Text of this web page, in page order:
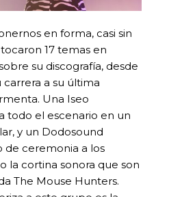
en forma, casi sin
17 temas en
su discografía, desde
a su última
Una Iseo
todo el escenario en un
y un Dodosound
de ceremonia a los
la cortina sonora que son
The Mouse Hunters.